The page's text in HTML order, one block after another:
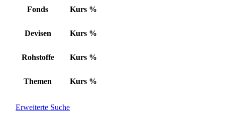
Fonds Kurs %
Devisen Kurs %
Rohstoffe Kurs %
Themen Kurs %
Erweiterte Suche